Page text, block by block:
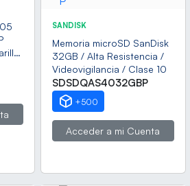
de
SANDISK
Memoria microSD SanDisk
32GB / Alta Resistencia /
Videovigilancia / Clase 10
SDSDQAS4032GBP
+500
Acceder a mi Cuenta